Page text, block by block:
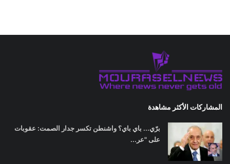
المشاركات الأكثر مشاهدة
برّي... باي باي؟ واشنطن تكسر جدار الصمت: عقوبات
على "عر...